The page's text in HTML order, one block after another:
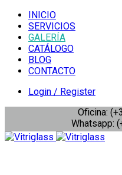
INICIO
SERVICIOS
GALERÍA
CATÁLOGO
BLOG
CONTACTO
Login / Register
Oficina:
Whatsapp: